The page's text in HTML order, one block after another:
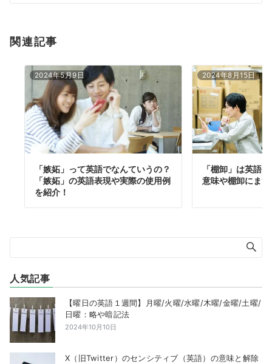
関連記事
2024年5月9日
「嫉妬」って英語でなんていうの？
「嫉妬」の英語表現や実際の使用例
を紹介！
2024年8月15日
「棚卸」は英語
意味や棚卸にま
人気記事
【曜日の英語１週間】月曜/火曜/水曜/木曜/金曜/土曜/
日曜：略や暗記法
2024年10月10日
X（旧Twitter）のセンシティブ（英語）の意味と解除